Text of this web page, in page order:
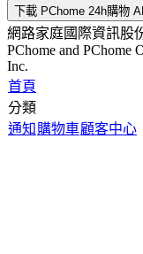
下載 PChome 24h購物
網路家庭國際資訊股
PChome and PChome
Inc.
首頁
分類
通知 購物車顧客中心